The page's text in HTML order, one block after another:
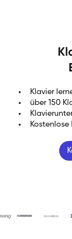
Klavier
über 150